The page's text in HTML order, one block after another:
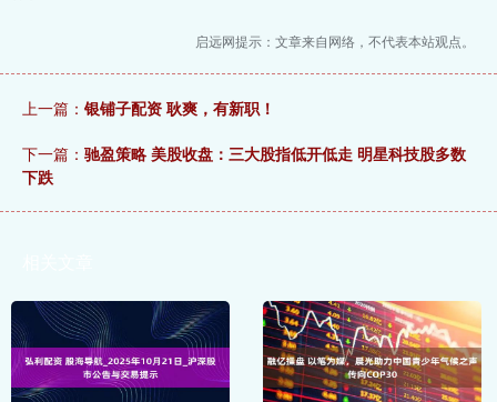
启远网提示：文章来自网络，不代表本站观点。
上一篇： 银铺子配资 耿爽，有新职！
下一篇： 驰盈策略 美股收盘：三大股指低开低走 明星科技股多数
下跌